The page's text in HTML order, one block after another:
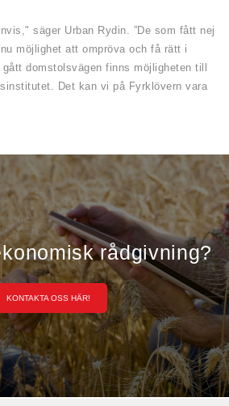
säger Urban Rydin. ”De som fått nej
möjlighet att ompröva och få rätt i
domstolsvägen finns möjligheten till
Det kan vi på Fyrklövern vara
rådgivning?
KONTAKTA OSS HÄR!